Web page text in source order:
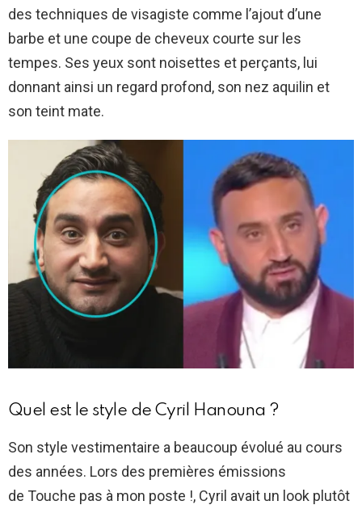
des techniques de visagiste comme l’ajout d’une
barbe et une coupe de cheveux courte sur les
tempes. Ses yeux sont noisettes et perçants, lui
donnant ainsi un regard profond, son nez aquilin et
son teint mate.
Quel est le style de Cyril Hanouna ?
Son style vestimentaire a beaucoup évolué au cours
des années. Lors des premières émissions
de Touche pas à mon poste !, Cyril avait un look plutôt